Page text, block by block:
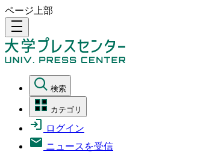
ページ上部
density_medium
検索
カテゴリ
ログイン
ニュースを受信